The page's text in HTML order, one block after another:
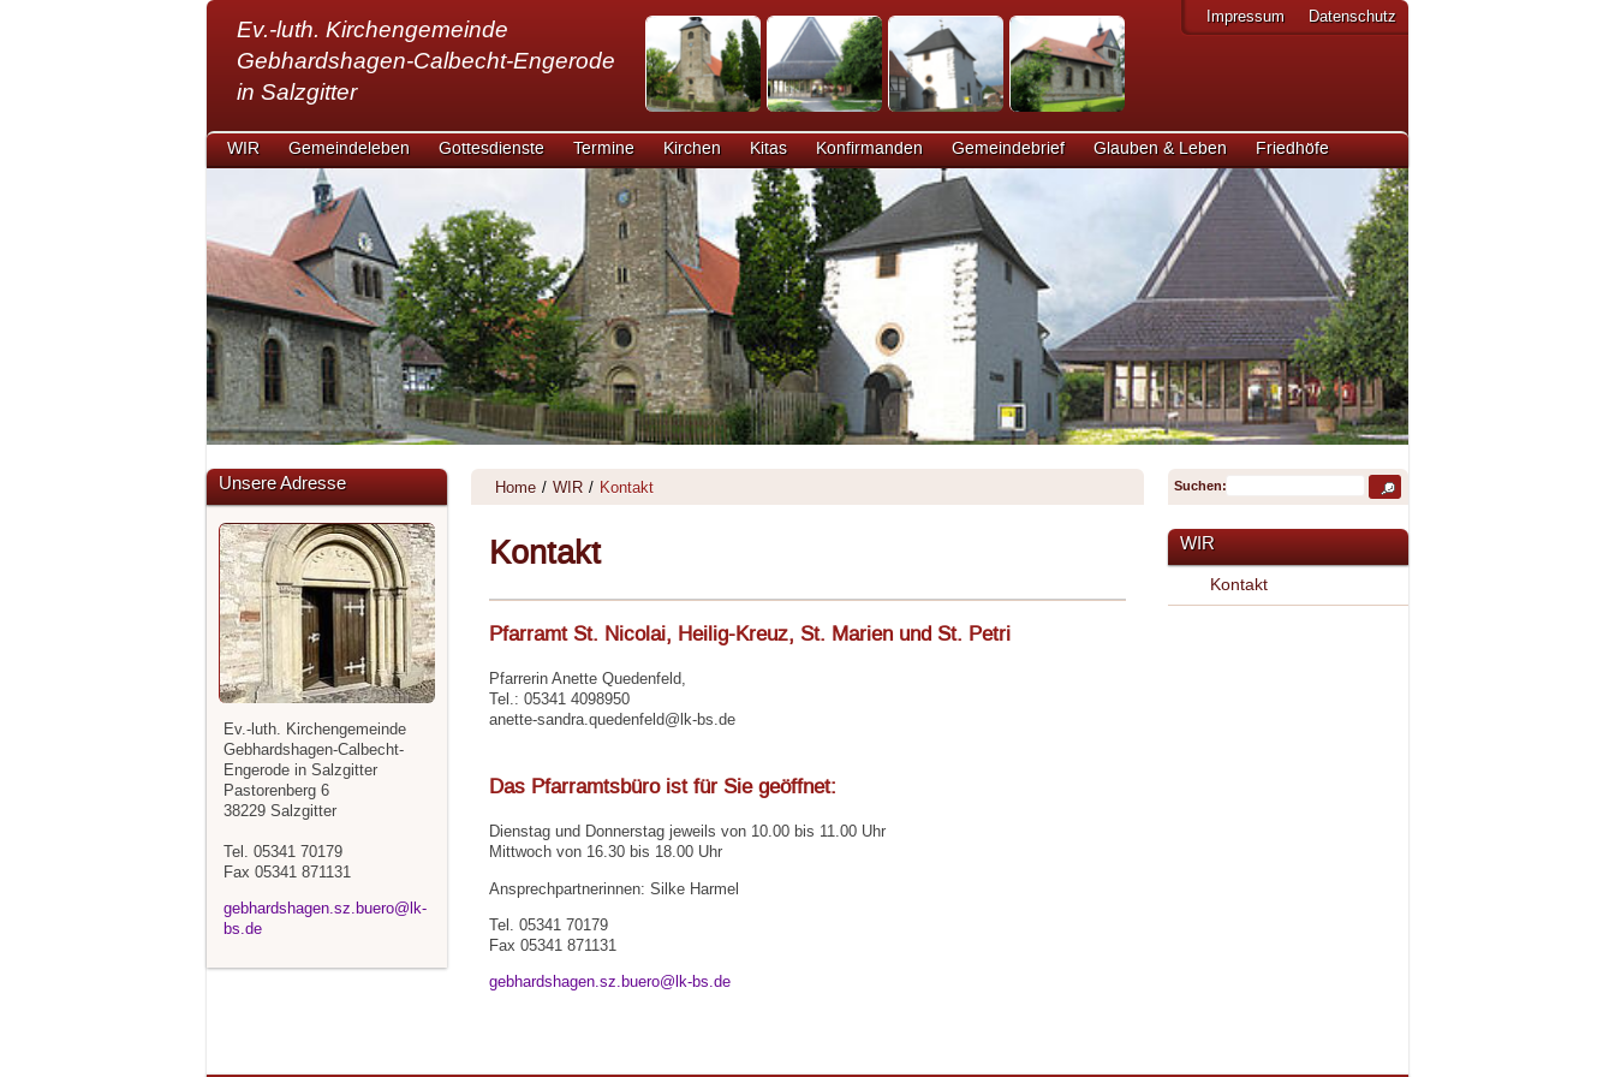
Impressum Datenschutz
Ev.-luth. Kirchengemeinde
Gebhardshagen-Calbecht-Engerode
in Salzgitter
WIR Gemeindeleben Gottesdienste Termine Kirchen Kitas Konfirmanden Gemeindebrief Glauben & Leben Friedhöfe
Unsere Adresse
Ev.-luth. Kirchengemeinde
Gebhardshagen-Calbecht-
Engerode in Salzgitter
Pastorenberg 6
38229 Salzgitter
Tel. 05341 70179
Fax 05341 871131
gebhardshagen.sz.buero@lk-
bs.de
Home / WIR / Kontakt
Kontakt
Pfarramt St. Nicolai, Heilig-Kreuz, St. Marien und St. Petri
Pfarrerin Anette Quedenfeld,
Tel.: 05341 4098950
anette-sandra.quedenfeld@lk-bs.de
Das Pfarramtsbüro ist für Sie geöffnet:
Dienstag und Donnerstag jeweils von 10.00 bis 11.00 Uhr
Mittwoch von 16.30 bis 18.00 Uhr
Ansprechpartnerinnen: Silke Harmel
Tel. 05341 70179
Fax 05341 871131
gebhardshagen.sz.buero@lk-bs.de
Suchen:
WIR
Kontakt